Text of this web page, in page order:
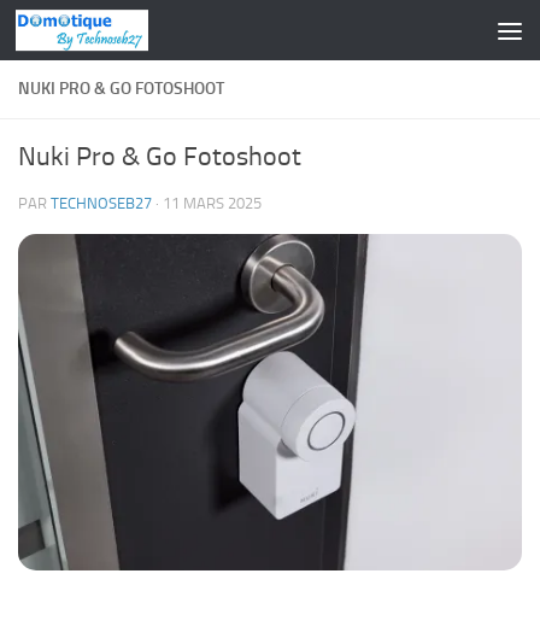
Skip to content
NUKI PRO & GO FOTOSHOOT
Nuki Pro & Go Fotoshoot
PAR TECHNOSEB27 · 11 MARS 2025